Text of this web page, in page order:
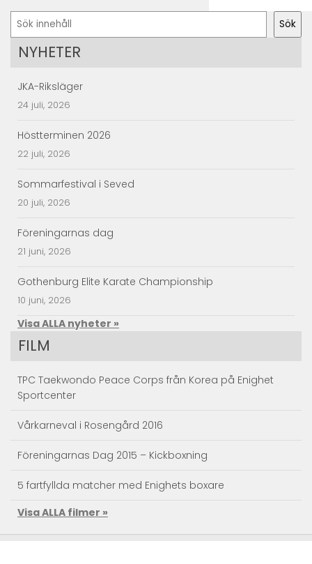
Sök Sök
NYHETER
JKA-Riksläger
24 juli, 2026
Höstterminen 2026
22 juli, 2026
Sommarfestival i Seved
20 juli, 2026
Föreningarnas dag
21 juni, 2026
Gothenburg Elite Karate Championship
10 juni, 2026
Visa ALLA nyheter »
FILM
TPC Taekwondo Peace Corps från Korea på Enighet
Sportcenter
Vårkarneval i Rosengård 2016
Föreningarnas Dag 2015 – Kickboxning
5 fartfyllda matcher med Enighets boxare
Taekwondo Träningsläger
Visa ALLA filmer »